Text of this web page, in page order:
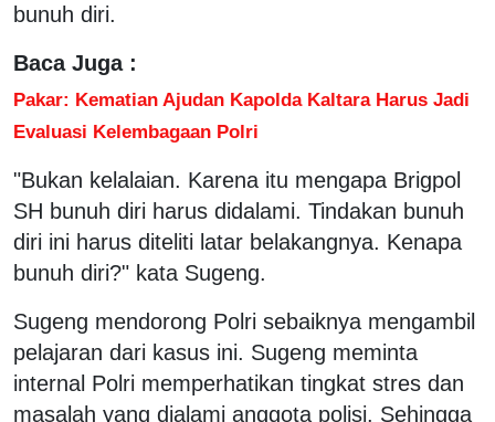
bunuh diri.
Baca Juga :
Pakar: Kematian Ajudan Kapolda Kaltara Harus Jadi
Evaluasi Kelembagaan Polri
"Bukan kelalaian. Karena itu mengapa Brigpol
SH bunuh diri harus didalami. Tindakan bunuh
diri ini harus diteliti latar belakangnya. Kenapa
bunuh diri?" kata Sugeng.
Sugeng mendorong Polri sebaiknya mengambil
pelajaran dari kasus ini. Sugeng meminta
internal Polri memperhatikan tingkat stres dan
masalah yang dialami anggota polisi. Sehingga